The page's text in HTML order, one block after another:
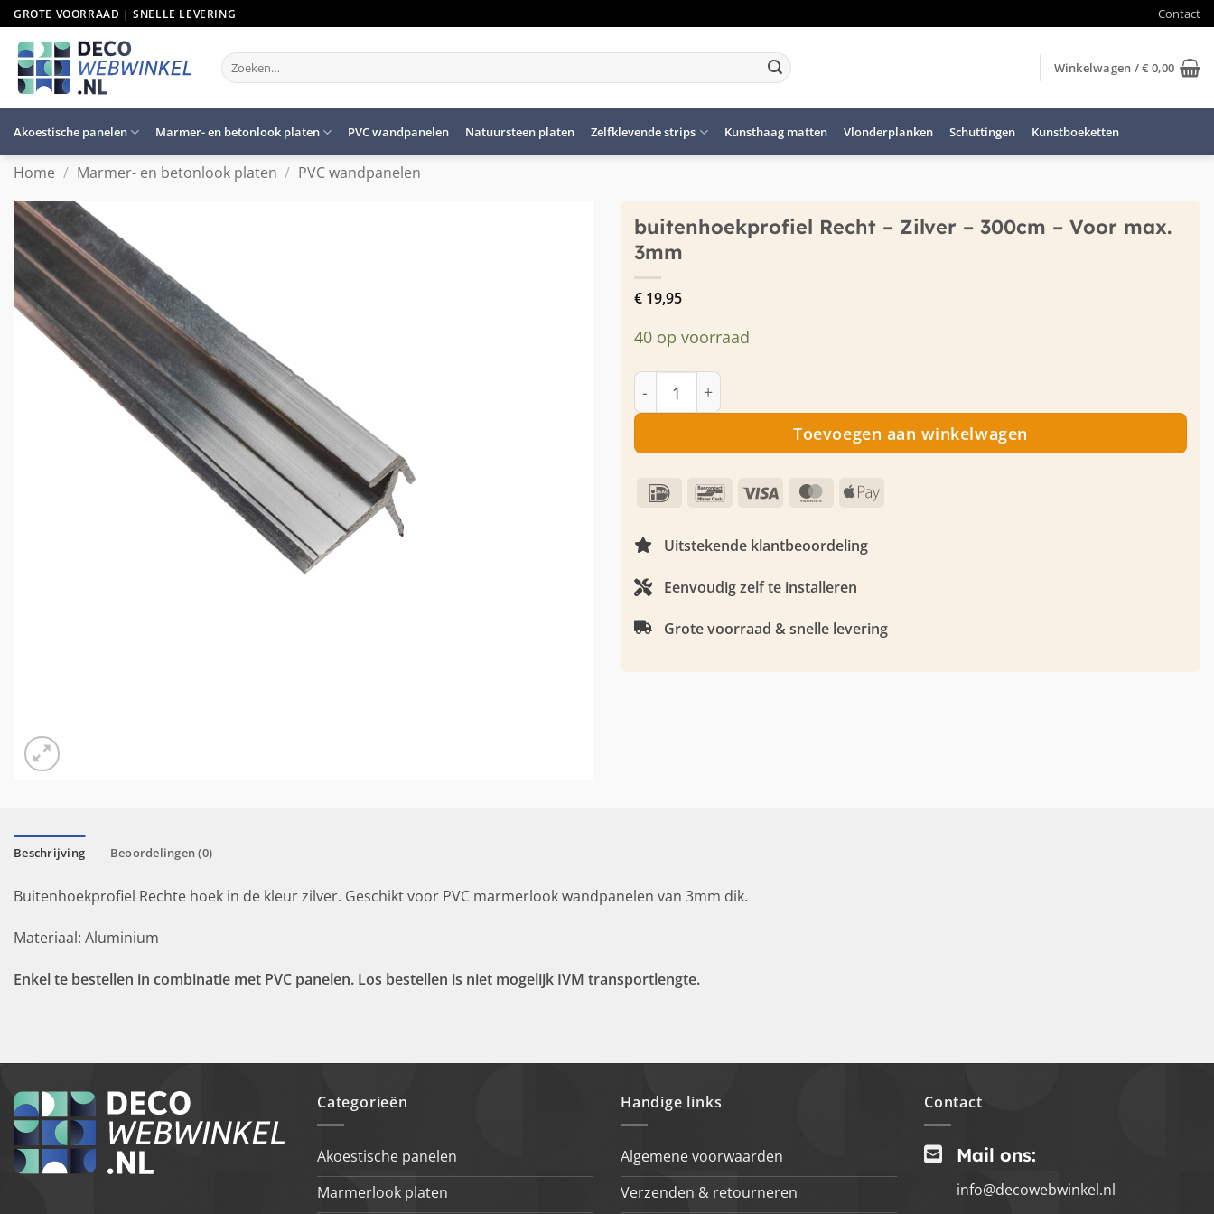
Ga
naar
inhoud
GROTE VOORRAAD | SNELLE LEVERING Contact
Zoeken
naar:
Winkelwagen /€ 0,00
Akoestische panelen Marmer- en betonlook platen PVC wandpanelen Natuursteen platen Zelfklevende strips Kunsthaag matten Vlonderplanken Schuttingen Kunstboeketten
Home / Marmer- en betonlook platen / PVC wandpanelen
buitenhoekprofiel Recht – Zilver – 300cm – Voor max.
3mm
€ 19,95
40 op voorraad
buitenhoekprofiel Recht - Zilver - 300cm - Voor max. 3mm aantal
Toevoegen aan winkelwagen
IDeal Bancontact
Visa MasterCard
Apple
Uitstekende klantbeoordeling
Eenvoudig zelf te installeren
Grote voorraad & snelle levering
Beschrijving Beoordelingen (0)
Buitenhoekprofiel Rechte hoek in de kleur zilver. Geschikt voor PVC marmerlook wandpanelen van 3mm dik.
Materiaal: Aluminium
Enkel te bestellen in combinatie met PVC panelen. Los bestellen is niet mogelijk IVM transportlengte.
Categorieën
Akoestische panelen
Marmerlook platen
Handige links
Algemene voorwaarden
Verzenden & retourneren
Contact
Mail ons:
info@decowebwinkel.nl